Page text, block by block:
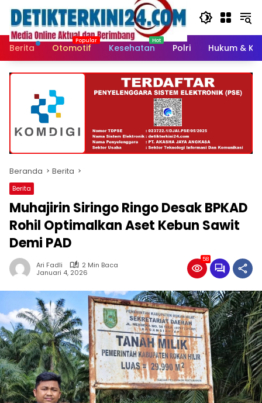
Langsung
konten
Berita
Otomotif Kesehatan Polri Hukum &
Beranda Berita
Berita
Muhajirin Siringo Ringo Desak BPKAD
Rohil Optimalkan Aset Kebun Sawit
Demi PAD
Ari Fadli
2 Min Baca
Januari 4, 2026
58